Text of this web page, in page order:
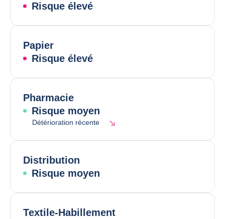
Risque élevé
Papier
Risque élevé
Pharmacie
Risque moyen
Détérioration récente
Distribution
Risque moyen
Textile-Habillement